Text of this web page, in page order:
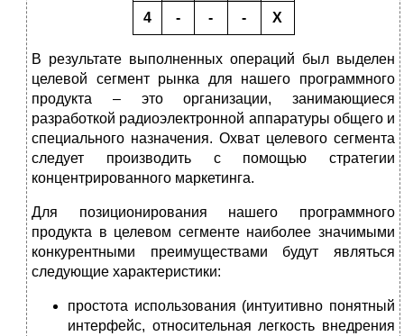
4 - - - Х
В результате выполненных операций был выделен
целевой сегмент рынка для нашего программного
продукта – это организации, занимающиеся
разработкой радиоэлектронной аппаратуры общего и
специального назначения. Охват целевого сегмента
следует производить с помощью стратегии
концентрированного маркетинга.
Для позиционирования нашего программного
продукта в целевом сегменте наиболее значимыми
конкурентными преимуществами будут являться
следующие характеристики:
простота использования (интуитивно понятный
интерфейс, относительная легкость внедрения